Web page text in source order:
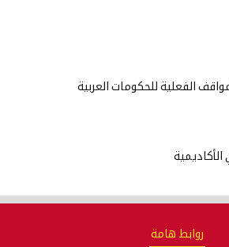
الفعلية للحكومات العربية
روابط هامة